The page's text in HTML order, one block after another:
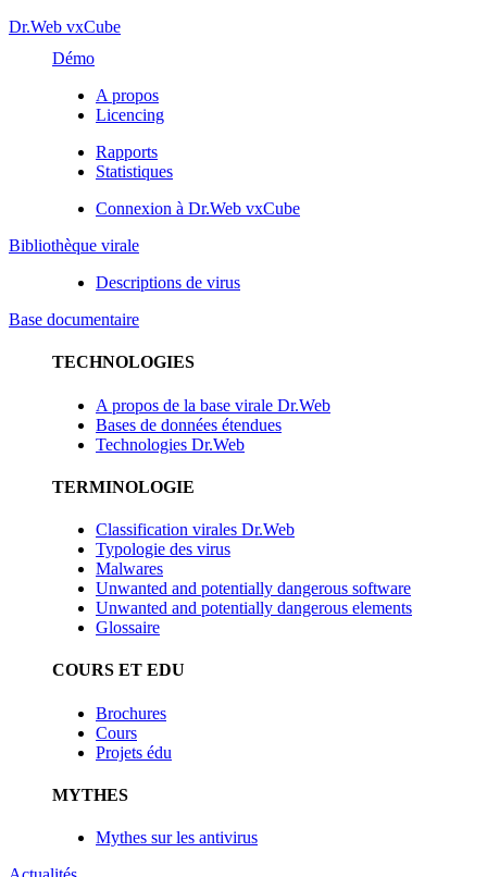
Dr.Web vxCube
Démo
A propos
Licencing
Rapports
Statistiques
Connexion à Dr.Web vxCube
Bibliothèque virale
Descriptions de virus
Base documentaire
TECHNOLOGIES
A propos de la base virale Dr.Web
Bases de données étendues
Technologies Dr.Web
TERMINOLOGIE
Classification virales Dr.Web
Typologie des virus
Malwares
Unwanted and potentially dangerous software
Unwanted and potentially dangerous elements
Glossaire
COURS ET EDU
Brochures
Cours
Projets édu
MYTHES
Mythes sur les antivirus